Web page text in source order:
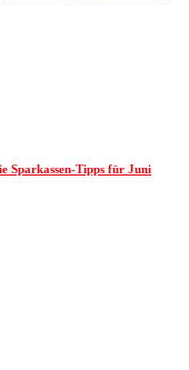
Sparkassen-Tipps für Juni